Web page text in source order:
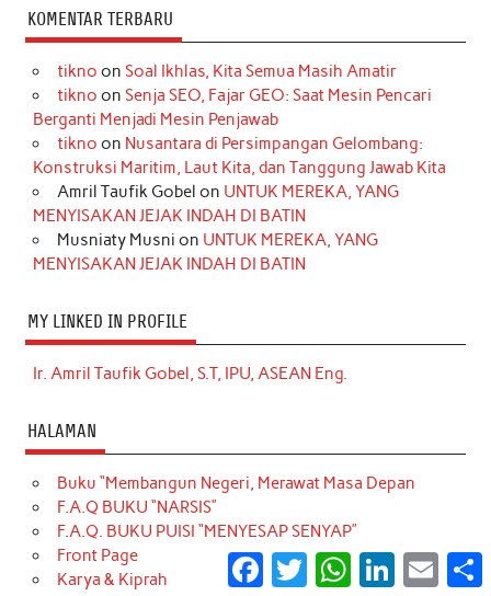
KOMENTAR TERBARU
tikno on Soal Ikhlas, Kita Semua Masih Amatir
tikno on Senja SEO, Fajar GEO: Saat Mesin Pencari
Berganti Menjadi Mesin Penjawab
tikno on Nusantara di Persimpangan Gelombang:
Konstruksi Maritim, Laut Kita, dan Tanggung Jawab Kita
Amril Taufik Gobel on UNTUK MEREKA, YANG
MENYISAKAN JEJAK INDAH DI BATIN
Musniaty Musni on UNTUK MEREKA, YANG
MENYISAKAN JEJAK INDAH DI BATIN
MY LINKED IN PROFILE
Ir. Amril Taufik Gobel, S.T, IPU, ASEAN Eng.
HALAMAN
Buku “Membangun Negeri, Merawat Masa Depan
F.A.Q BUKU “NARSIS”
F.A.Q. BUKU PUISI “MENYESAP SENYAP”
Front Page
Karya & Kiprah
Facebook
Twitter WhatsApp
LinkedInEmail